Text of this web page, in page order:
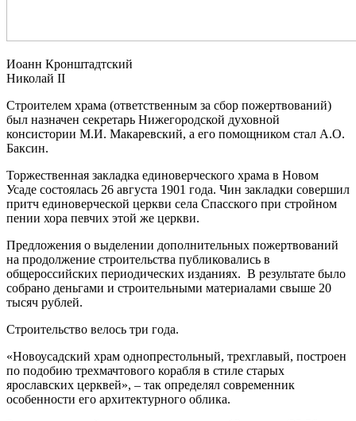
Иоанн Кронштадтский
Николай II
Строителем храма (ответственным за сбор пожертвований)
был назначен секретарь Нижегородской духовной
консистории М.И. Макаревский, а его помощником стал А.О.
Баксин.
Торжественная закладка единоверческого храма в Новом
Усаде состоялась 26 августа 1901 года. Чин закладки совершил
притч единоверческой церкви села Спасского при стройном
пении хора певчих этой же церкви.
Предложения о выделении дополнительных пожертвований
на продолжение строительства публиковались в
общероссийских периодических изданиях. В результате было
собрано деньгами и строительными материалами свыше 20
тысяч рублей.
Строительство велось три года.
«Новоусадский храм однопрестольный, трехглавый, построен
по подобию трехмачтового корабля в стиле старых
ярославских церквей», – так определял современник
особенности его архитектурного облика.